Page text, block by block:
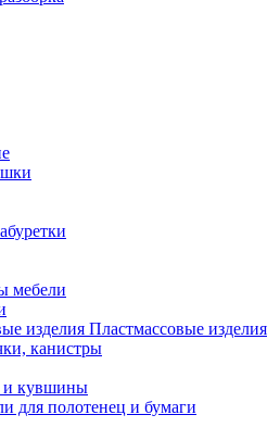
мебели
Пластмассовые изделия
канистры
и кувшины
для полотенец и бумаги